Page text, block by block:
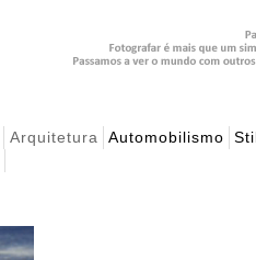
Arquitetura Automobilismo